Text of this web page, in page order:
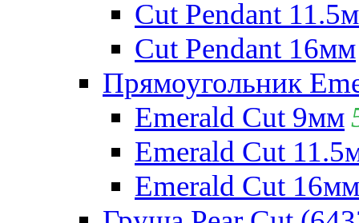
Cut Pendant
Cut Pendant 16мм
Прямоугольник
Emerald Cut 9мм
Emerald Cut
Emerald Cut 16мм